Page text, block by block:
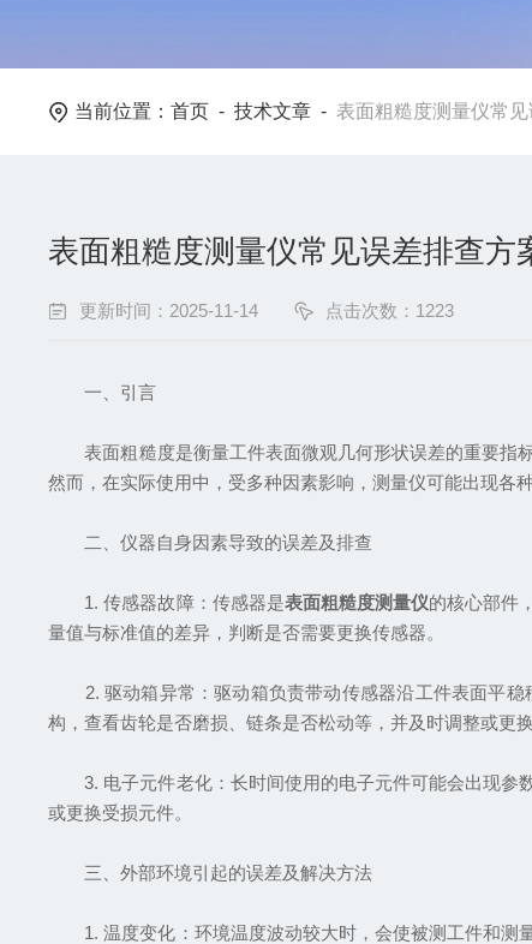
当前位置：首页 -技术文章 -表面粗糙度测量仪常
表面粗糙度测量仪常见误差排查方
更新时间：2025-11-14 点击次数：1223
一、引言
表面粗糙度是衡量工件表面微观几何形状误差的重要指标
然而，在实际使用中，受多种因素影响，测量仪可能出现各
二、仪器自身因素导致的误差及排查
1. 传感器故障：传感器是表面粗糙度测量仪的核心部件
量值与标准值的差异，判断是否需要更换传感器。
2. 驱动箱异常：驱动箱负责带动传感器沿工件表面平稳
构，查看齿轮是否磨损、链条是否松动等，并及时调整或更换
3. 电子元件老化：长时间使用的电子元件可能会出现参
或更换受损元件。
三、外部环境引起的误差及解决方法
1. 温度变化：环境温度波动较大时，会使被测工件和测